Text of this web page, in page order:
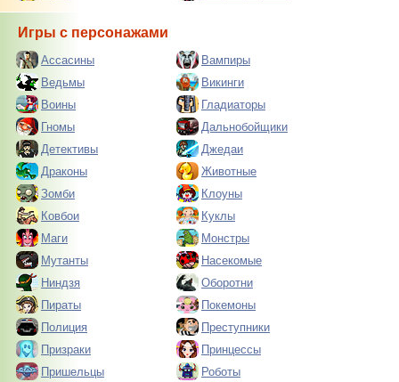
Игры с персонажами
Ассасины
Вампиры
Ведьмы
Викинги
Воины
Гладиаторы
Гномы
Дальнобойщики
Детективы
Джедаи
Драконы
Животные
Зомби
Клоуны
Ковбои
Куклы
Маги
Монстры
Мутанты
Насекомые
Ниндзя
Оборотни
Пираты
Покемоны
Полиция
Преступники
Призраки
Принцессы
Пришельцы
Роботы